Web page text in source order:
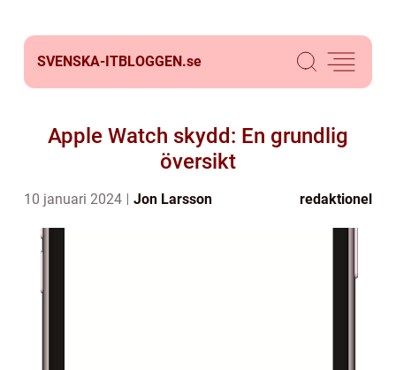
SVENSKA-ITBLOGGEN.se
Apple Watch skydd: En grundlig
översikt
10 januari 2024 Jon Larsson redaktionel